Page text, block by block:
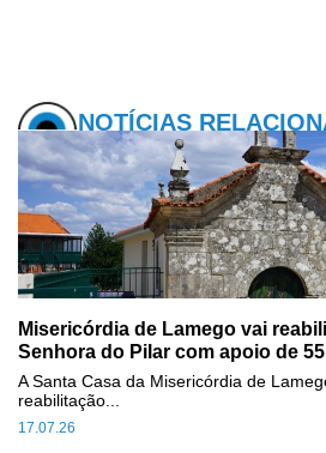
NOTÍCIAS
Misericórdia de Lamego vai
Senhora do Pilar com apoio de
17.07.26
A Santa Casa da Misericórdia de
reabilitação...